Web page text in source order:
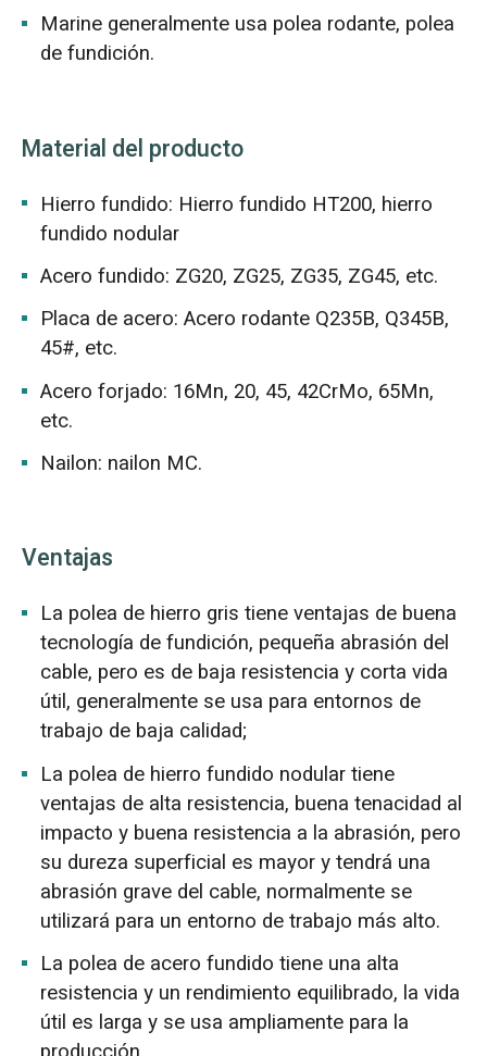
Marine generalmente usa polea rodante, polea
de fundición.
Material del producto
Hierro fundido: Hierro fundido HT200, hierro
fundido nodular
Acero fundido: ZG20, ZG25, ZG35, ZG45, etc.
Placa de acero: Acero rodante Q235B, Q345B,
45#, etc.
Acero forjado: 16Mn, 20, 45, 42CrMo, 65Mn,
etc.
Nailon: nailon MC.
Ventajas
La polea de hierro gris tiene ventajas de buena
tecnología de fundición, pequeña abrasión del
cable, pero es de baja resistencia y corta vida
útil, generalmente se usa para entornos de
trabajo de baja calidad;
La polea de hierro fundido nodular tiene
ventajas de alta resistencia, buena tenacidad al
impacto y buena resistencia a la abrasión, pero
su dureza superficial es mayor y tendrá una
abrasión grave del cable, normalmente se
utilizará para un entorno de trabajo más alto.
La polea de acero fundido tiene una alta
resistencia y un rendimiento equilibrado, la vida
útil es larga y se usa ampliamente para la